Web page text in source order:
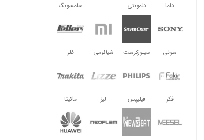
داما دلمونتی سامسونگ
سونی سیلورکرست شیائومی فلر
فکر فیلیپس لیز ماکیتا